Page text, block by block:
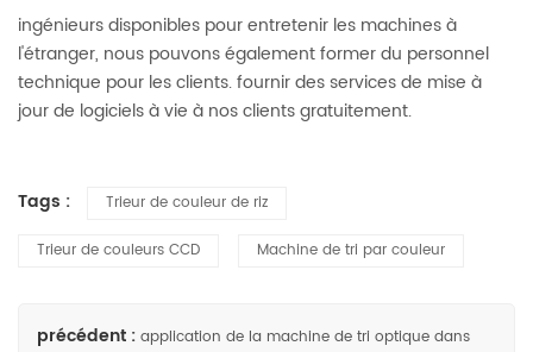
ingénieurs disponibles pour entretenir les machines à
l'étranger, nous pouvons également former du personnel
technique pour les clients. fournir des services de mise à
jour de logiciels à vie à nos clients gratuitement.
Tags : Trieur de couleur de riz
Trieur de couleurs CCD Machine de tri par couleur
précédent : application de la machine de tri optique dans